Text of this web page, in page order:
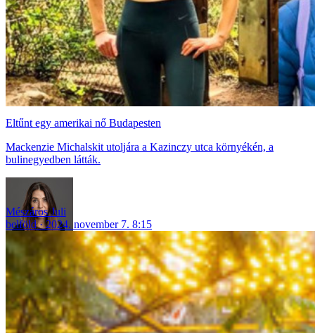
Eltűnt egy amerikai nő Budapesten
Mackenzie Michalskit utoljára a Kazinczy utca környékén, a
bulinegyedben látták.
Mészáros Juli
belföld
2024. november 7. 8:15